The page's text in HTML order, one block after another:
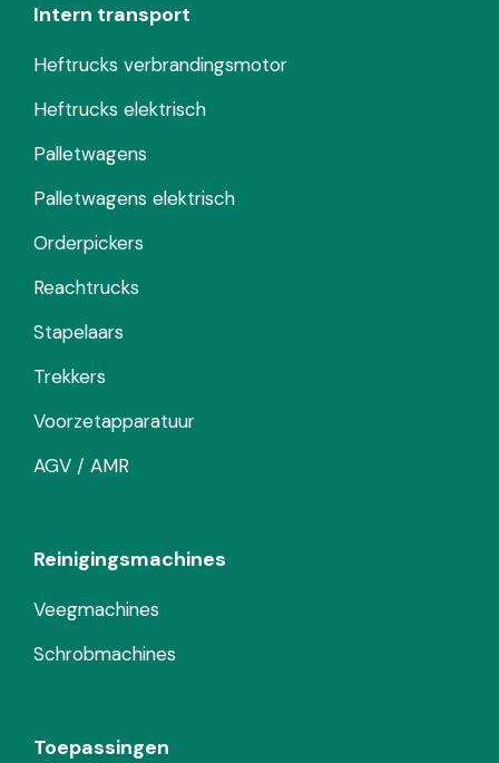
Intern transport
Heftrucks verbrandingsmotor
Heftrucks elektrisch
Palletwagens
Palletwagens elektrisch
Orderpickers
Reachtrucks
Stapelaars
Trekkers
Voorzetapparatuur
AGV / AMR
Reinigingsmachines
Veegmachines
Schrobmachines
Toepassingen